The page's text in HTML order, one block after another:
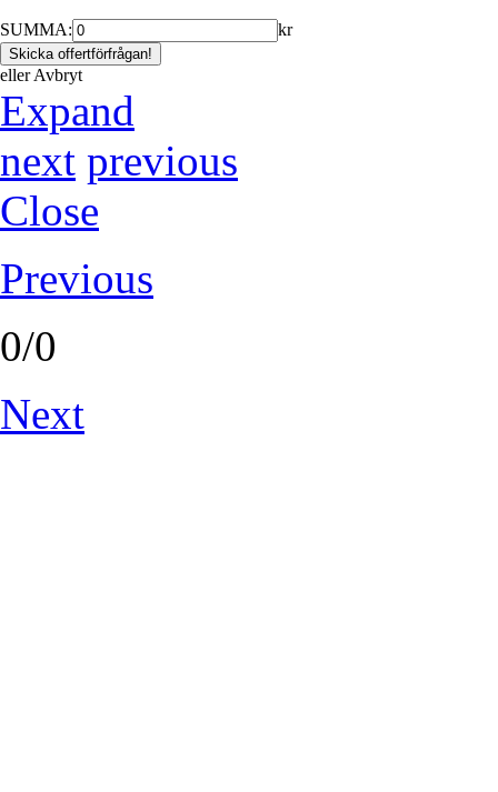
SUMMA: kr
ellerAvbryt
Expand
next previous
Close
Previous
0/0
Next